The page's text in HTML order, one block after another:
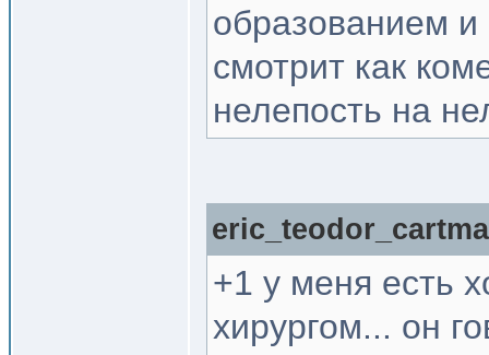
образованием
смотрит как
нелепость на
+1 у меня есть
хирургом... он